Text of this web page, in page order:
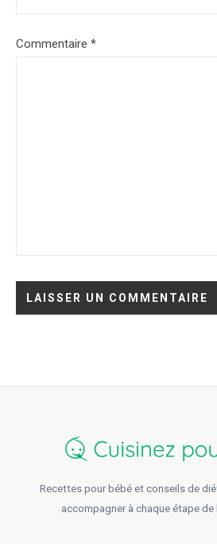
Commentaire *
Recettes pour bébé et conseils de
accompagner à chaque étape de